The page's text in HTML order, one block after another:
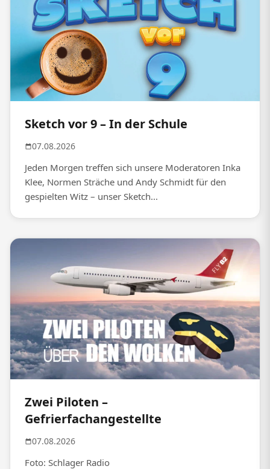
Sketch vor 9 – In der Schule
07.08.2026
Jeden Morgen treffen sich unsere Moderatoren Inka
Klee, Normen Sträche und Andy Schmidt für den
gespielten Witz – unser Sketch...
Zwei Piloten –
Gefrierfachangestellte
07.08.2026
Foto: Schlager Radio